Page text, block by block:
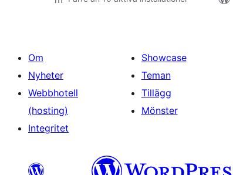
Om
Nyheter
Webbhotell
(hosting)
Integritet
Showcase
Teman
Tillägg
Mönster